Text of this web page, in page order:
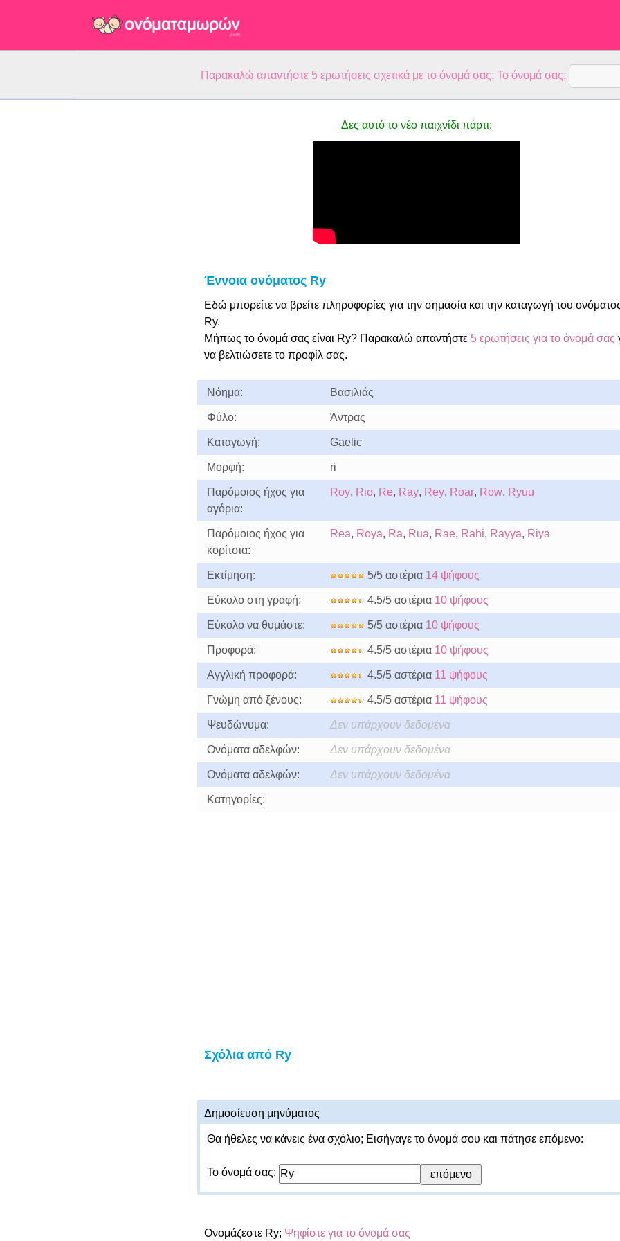
Παρακαλώ απαντήστε 5 ερωτήσεις σχετικά με το όνομά σας: Το όνομά σας:
Δες αυτό το νέο παιχνίδι πάρτι:
Έννοια ονόματος Ry
Εδώ μπορείτε να βρείτε πληροφορίες για την σημασία και την καταγωγή του
Ry.
Μήπως το όνομά σας είναι Ry? Παρακαλώ απαντήστε5 ερωτήσεις για το όνομά σας
να βελτιώσετε το προφίλ σας.
Νόημα: Βασιλιάς
Φύλο: Άντρας
Καταγωγή: Gaelic
Μορφή: ri
Παρόμοιος ήχος για
αγόρια:
Roy, Rio, Re, Ray, Rey, Roar, Row, Ryuu
Παρόμοιος ήχος για
κορίτσια:
Rea, Roya, Ra, Rua, Rae, Rahi, Rayya, Riya
Εκτίμηση: 5/5 αστέρια 14 ψήφους
Εύκολο στη γραφή: 4.5/5 αστέρια 10 ψήφους
Εύκολο να θυμάστε: 5/5 αστέρια 10 ψήφους
Προφορά: 4.5/5 αστέρια 10 ψήφους
Αγγλική προφορά: 4.5/5 αστέρια 11 ψήφους
Γνώμη από ξένους: 4.5/5 αστέρια 11 ψήφους
Ψευδώνυμα: Δεν υπάρχουν δεδομένα
Ονόματα αδελφών: Δεν υπάρχουν δεδομένα
Ονόματα αδελφών: Δεν υπάρχουν δεδομένα
Κατηγορίες:
Σχόλια από Ry
Δημοσίευση μηνύματος
Θα ήθελες να κάνεις ένα σχόλιο; Εισήγαγε το όνομά σου και πάτησε επόμενο:
Το όνομά σας:
Ονομάζεστε Ry; Ψηφίστε για το όνομά σας